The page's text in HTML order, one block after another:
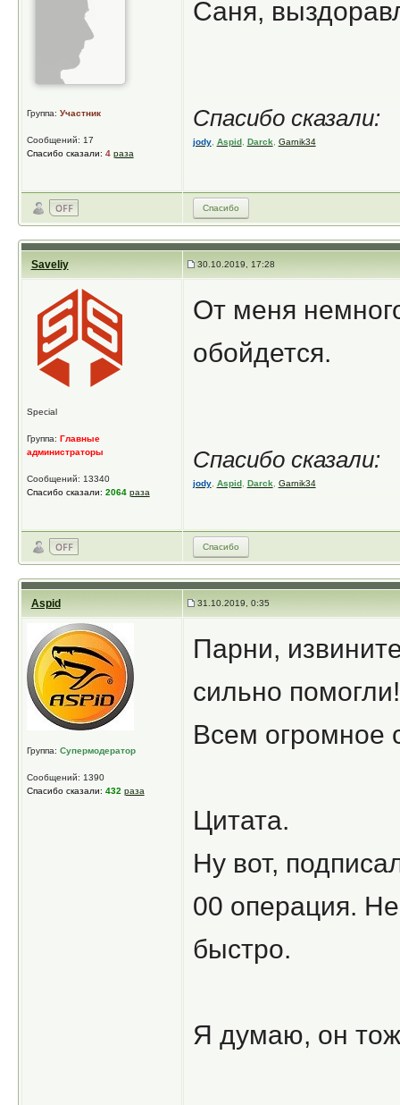
Группа: Участник
Сообщений: 17
Спасибо сказали: 4 раза
Саня,
Спасибо сказали:
jody, Aspid, Darck Garnik34
Спасибо
Saveliy 30.10.2019, 17:28
Special
Группа: Главные
администраторы
Сообщений: 13340
Спасибо сказали: 2064 раза
От меня
обойдется.
Спасибо сказали:
jody, Aspid, Darck Garnik34
Спасибо
Aspid 31.10.2019, 0:35
Группа: Супермодератор
Сообщений: 1390
Спасибо сказали: 432 раза
Парни,
сильно
Всем огромное
Цитата.
Ну вот,
00 операция.
быстро.
Я думаю, он